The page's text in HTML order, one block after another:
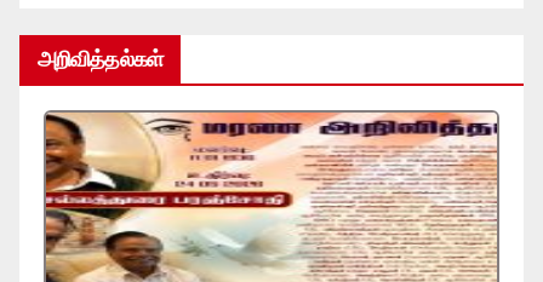
அறிவித்தல்கள்